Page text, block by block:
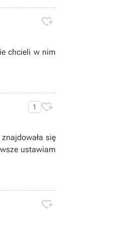

chcieli w nim
1 
się
ustawiam
